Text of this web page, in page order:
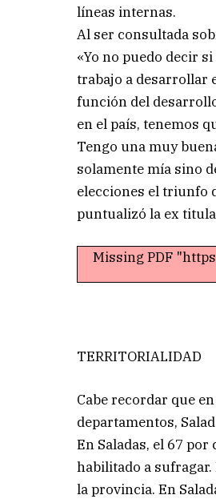
líneas internas.
Al ser consultada
«Yo no puedo decir
trabajo a desarrollar
función del
en el país, tenemos
Tengo una muy
solamente mía sino
elecciones el triunfo
puntualizó la ex
Missing PDF
TERRITORIALIDAD
Cabe recordar que
departamentos,
En Saladas, el 67
habilitado a
la provincia. En